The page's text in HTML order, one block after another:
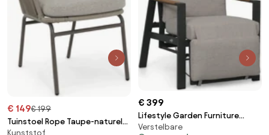
€ 149€ 199
Tuinstoel Rope Taupe-naturel-
Kunststof
€ 399
Lifestyle Garden Furniture
Camino Relax Stoel Gasveer
Verstelbare